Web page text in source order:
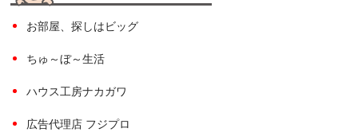
お部屋、探しはビッグ
ちゅ～ぼ～生活
ハウス工房ナカガワ
広告代理店 フジプロ